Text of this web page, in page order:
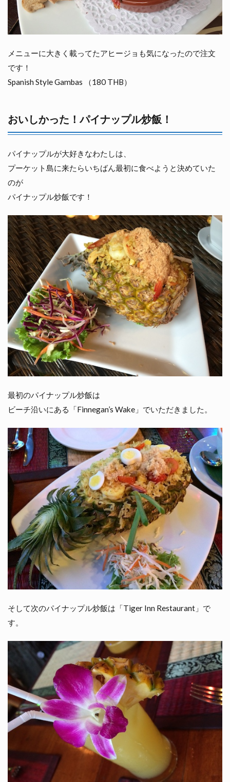
メニューに大きく載ってたアヒージョも気になったので注文
です！
Spanish Style Gambas （180 THB）
おいしかった！パイナップル炒飯！
パイナップルが大好きなわたしは、
プーケット島に来たらいちばん最初に食べようと決めていた
のが
パイナップル炒飯です！
最初のパイナップル炒飯は
ビーチ沿いにある「Finnegan’s Wake」でいただきました。
そして次のパイナップル炒飯は「Tiger Inn Restaurant」で
す。